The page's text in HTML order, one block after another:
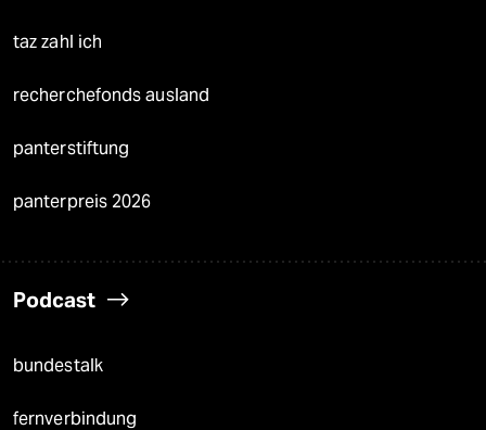
taz zahl ich
recherchefonds ausland
panterstiftung
panterpreis 2026
Podcast
bundestalk
fernverbindung